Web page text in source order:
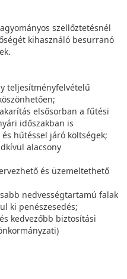
szellőztetésnél
kihasználó besurranó
teljesítményfelvételű
elsősorban a fűtési
időszakban is
hűtéssel járó költségek;
alacsony
és üzemeltethető
nedvességtartamú falak
ki penészesedés;
kedvezőbb biztosítási